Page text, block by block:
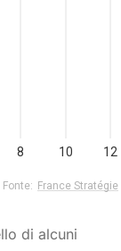
di alcuni